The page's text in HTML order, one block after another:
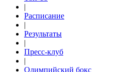
|
Расписание
|
Результаты
|
Пресс-клуб
|
Олимпийский бокс